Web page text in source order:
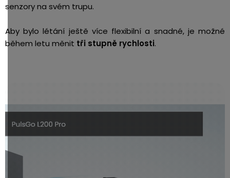
senzory na svém trupu.
Aby bylo létání ještě více flexibilní a snadné, je možné
během letu měnit tři stupně rychlosti.